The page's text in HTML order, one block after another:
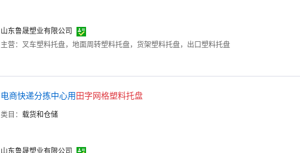
山东鲁晟塑业有限公司
主营： 叉车塑料托盘，地面周转塑料托盘，货架塑料托盘，出口塑料托盘
电商快递分拣中心用田字网格塑料托盘
类目： 载货和仓储
山东鲁晟塑业有限公司